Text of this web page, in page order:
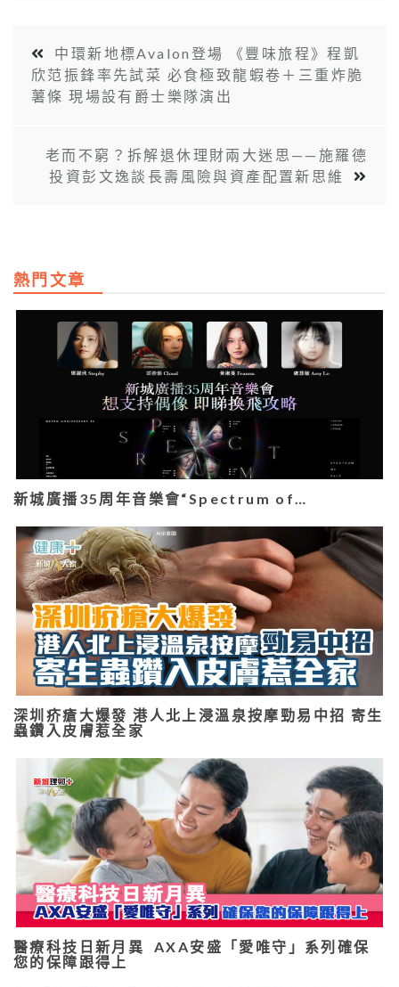
中環新地標Avalon登場 《豐味旅程》程凱
欣范振鋒率先試菜 必食極致龍蝦卷＋三重炸脆
薯條 現場設有爵士樂隊演出
老而不窮？拆解退休理財兩大迷思——施羅德
投資彭文逸談長壽風險與資產配置新思維
熱門文章
新城廣播35周年音樂會“Spectrum of…
深圳疥瘡大爆發 港人北上浸溫泉按摩勁易中招 寄生
蟲鑽入皮膚惹全家
醫療科技日新月異 AXA安盛「愛唯守」系列確保
您的保障跟得上